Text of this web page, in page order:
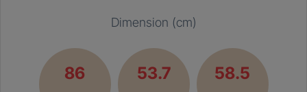
Dimension (cm)
86 53.7 58.5